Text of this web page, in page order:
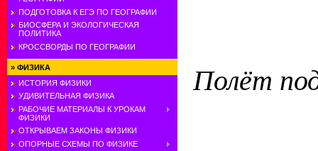
ПОДГОТОВКА К ЕГЭ ПО ГЕОГРАФИИ
БИОСФЕРА И ЭКОЛОГИЧЕСКАЯ
ПОЛИТИКА
КРОССВОРДЫ ПО ГЕОГРАФИИ
» ФИЗИКА
ИСТОРИЯ ФИЗИКИ
УДИВИТЕЛЬНАЯ ФИЗИКА
РАБОЧИЕ МАТЕРИАЛЫ К УРОКАМ
ФИЗИКИ
ОТКРЫВАЕМ ЗАКОНЫ ФИЗИКИ
ОПОРНЫЕ СХЕМЫ ПО ФИЗИКЕ
Полёт